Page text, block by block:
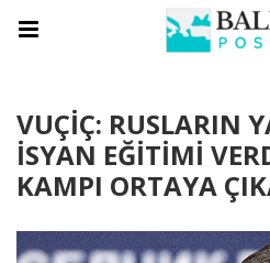
VUÇİÇ: RUSLARIN
İSYAN EĞİTİMİ
KAMPI ORTAYA